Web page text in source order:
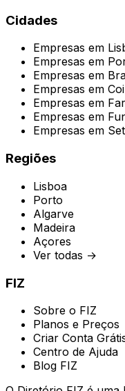
Cidades
Empresas em
Empresas em
Empresas em
Empresas em
Empresas em
Empresas em
Empresas em
Regiões
Lisboa
Porto
Algarve
Madeira
Açores
Ver todas →
FIZ
Sobre o FIZ
Planos e Preços
Criar Conta
Centro de Ajuda
Blog FIZ